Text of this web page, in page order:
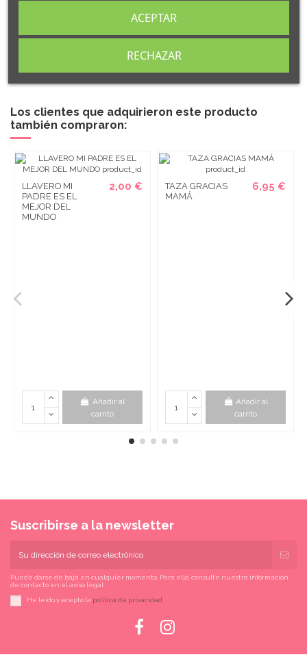
tu diseño o modifica uno de los nuestros en nuestra sección
Los clientes que adquirieron este producto
también compraron:
LLAVERO MI
PADRE ES EL
MEJOR DEL
MUNDO
2,00 €
Añadir al
carrito
TAZA GRACIAS
MAMÁ
6,95 €
Añadir al
carrito
Suscribirse a la newsletter
Puede darse de baja en cualquier momento. Para ello, consulte nuestra información
de contacto en el aviso legal.
He leído y acepto la política de privacidad
RECHAZAR
ACEPTAR